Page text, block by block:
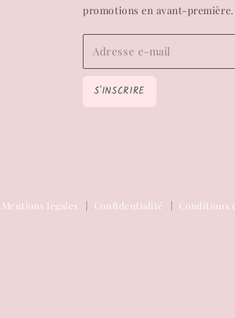
promotions en avant-première.
Adresse e-mail
S'INSCRIRE
Mentions légales Confidentialité
Conditions